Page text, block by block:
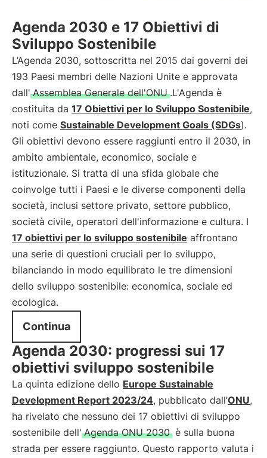
Agenda 2030 e 17 Obiettivi di
Sviluppo Sostenibile
L’Agenda 2030, sottoscritta nel 2015 dai governi dei
193 Paesi membri delle Nazioni Unite e approvata
dall' Assemblea Generale dell'ONU .L'Agenda è
costituita da 17 Obiettivi per lo Sviluppo Sostenibile,
noti come Sustainable Development Goals (SDGs).
Gli obiettivi devono essere raggiunti entro il 2030, in
ambito ambientale, economico, sociale e
istituzionale. Si tratta di una sfida globale che
coinvolge tutti i Paesi e le diverse componenti della
società, inclusi settore privato, settore pubblico,
società civile, operatori dell'informazione e cultura. I
17 obiettivi per lo sviluppo sostenibile affrontano
una serie di questioni cruciali per lo sviluppo,
bilanciando in modo equilibrato le tre dimensioni
dello sviluppo sostenibile: economica, sociale ed
ecologica.
Continua
Agenda 2030: progressi sui 17
obiettivi sviluppo sostenibile
La quinta edizione dello Europe Sustainable
Development Report 2023/24, pubblicato dall’ONU,
ha rivelato che nessuno dei 17 obiettivi di sviluppo
sostenibile dell' Agenda ONU 2030 è sulla buona
strada per essere raggiunto. Questo rapporto valuta i